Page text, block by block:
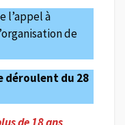
l’appel à
de
déroulent du 28